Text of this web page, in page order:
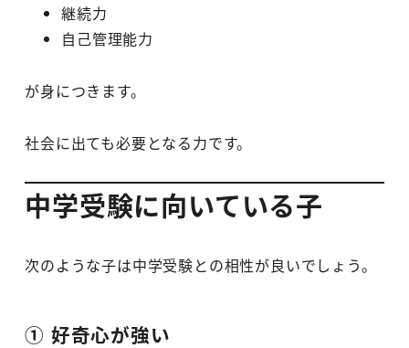
継続力
自己管理能力
が身につきます。
社会に出ても必要となる力です。
中学受験に向いている子
次のような子は中学受験との相性が良いでしょう。
① 好奇心が強い